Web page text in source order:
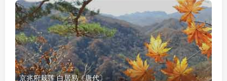
京兆府栽莲 白居易〔唐代〕